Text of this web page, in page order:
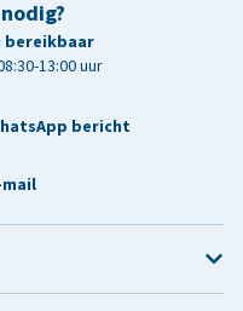
bereikbaar
13:00 uur
bericht